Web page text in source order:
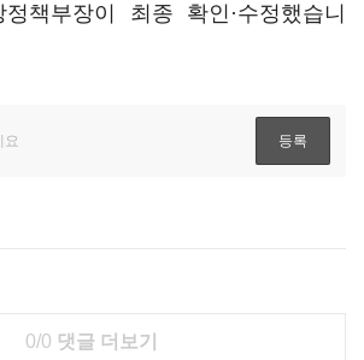
책부장이 최종 확인·수정했습니
0/0 댓글 더보기